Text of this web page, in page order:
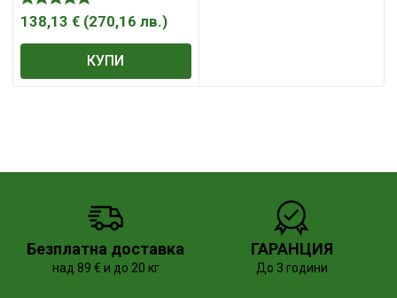
138,13 € (270,16 лв.)
КУПИ
Безплатна доставка
над 89 € и до 20 кг
ГАРАНЦИЯ
До 3 години